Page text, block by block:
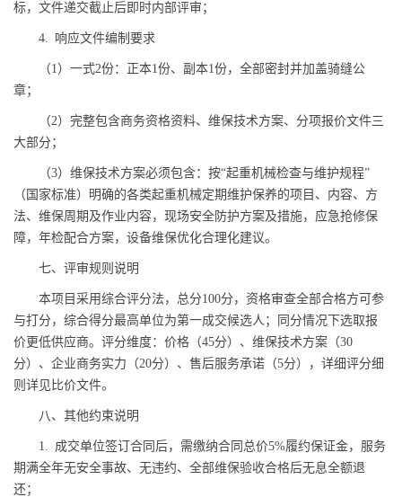
标，文件递交截止后即时内部评审；
4. 响应文件编制要求
（1）一式2份：正本1份、副本1份，全部密封并加盖骑缝公
章；
（2）完整包含商务资格资料、维保技术方案、分项报价文件三
大部分；
（3）维保技术方案必须包含：按“起重机械检查与维护规程”
（国家标准）明确的各类起重机械定期维护保养的项目、内容、方
法、维保周期及作业内容，现场安全防护方案及措施，应急抢修保
障，年检配合方案，设备维保优化合理化建议。
七、评审规则说明
本项目采用综合评分法，总分100分，资格审查全部合格方可参
与打分，综合得分最高单位为第一成交候选人；同分情况下选取报
价更低供应商。评分维度：价格（45分）、维保技术方案（30
分）、企业商务实力（20分）、售后服务承诺（5分），详细评分细
则详见比价文件。
八、其他约束说明
1. 成交单位签订合同后，需缴纳合同总价5%履约保证金，服务
期满全年无安全事故、无违约、全部维保验收合格后无息全额退
还；